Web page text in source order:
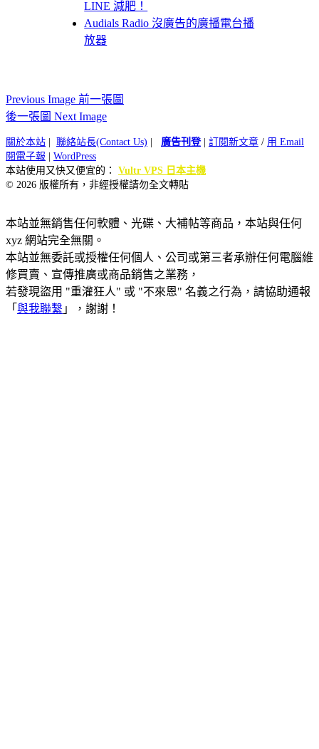
LINE 減肥！
Audials Radio 沒廣告的廣播電台播
放器
Previous Image 前一張圖
後一張圖 Next Image
關於本站 聯絡站長(Contact Us) 廣告刊登| 訂閱新文章 / 用 Email
閱電子報
WordPress
本站使用又快又便宜的： Vultr VPS 日本主機
© 2026 版權所有，非經授權請勿全文轉貼
本站並無銷售任何軟體、光碟、大補帖等商品，本站與任何
xyz 網站完全無關。
本站並無委託或授權任何個人、公司或第三者承辦任何電腦維
修買賣、宣傳推廣或商品銷售之業務，
若發現盜用 "重灌狂人" 或 "不來恩" 名義之行為，請協助通報
「 與我聯繫 」，謝謝！